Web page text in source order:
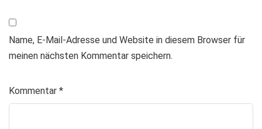
Name, E-Mail-Adresse und Website in diesem Browser für
meinen nächsten Kommentar speichern.
Kommentar *